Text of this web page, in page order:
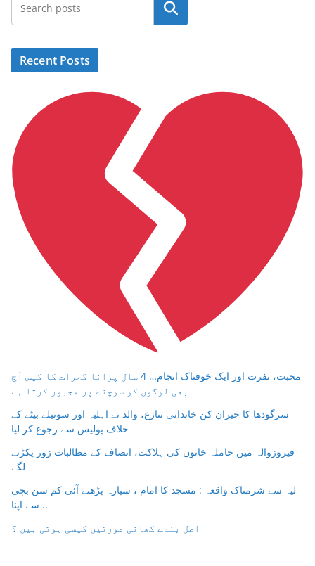
Search
Recent Posts
محبت، نفرت اور ایک خوفناک انجام… 4 سال پرانا گجرات کا کیس آج
بھی لوگوں کو سوچنے پر مجبور کرتا ہے
سرگودھا کا حیران کن خاندانی تنازع، والد نے اہلیہ اور سوتیلے بیٹے کے
خلاف پولیس سے رجوع کر لیا
فیروزوالہ میں حاملہ خاتون کی ہلاکت، انصاف کے مطالبات زور پکڑنے
لگے
لیہ سے شرمناک واقعہ : مسجد کا امام ، سپارہ پڑھنے آئی کم سن بچی
سے اپنا ..
اصل بندے کھانی عورتیں کیسی ہوتی ہیں ؟